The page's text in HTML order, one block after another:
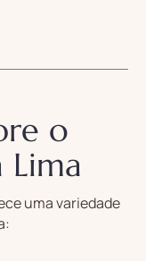
o
Lima
uma variedade